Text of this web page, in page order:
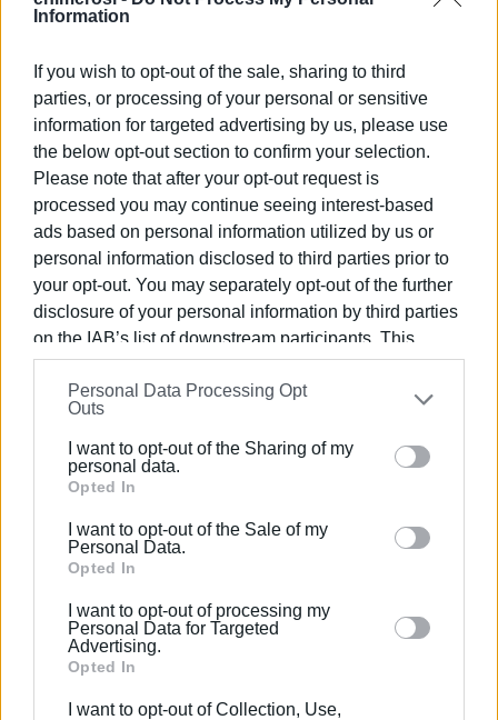
Information
If you wish to opt-out of the sale, sharing to third
parties, or processing of your personal or sensitive
information for targeted advertising by us, please use
the below opt-out section to confirm your selection.
Please note that after your opt-out request is
processed you may continue seeing interest-based
ads based on personal information utilized by us or
personal information disclosed to third parties prior to
your opt-out. You may separately opt-out of the further
disclosure of your personal information by third parties
on the IAB’s list of downstream participants. This
information may also be disclosed by us to third parties
on theIAB’s List of Downstream Participants
that may
further disclose it to other third parties.
Please note that this website/app uses one or more
Google services and may gather and store information
behaviour. You may click to grant or deny consent to
Google and its third-party tags to use your data for
section.
Personal Data Processing Opt
Outs
I want to opt-out of the Sharing of my
personal data.
Opted In
I want to opt-out of the Sale of my
Personal Data.
Opted In
I want to opt-out of processing my
Personal Data for Targeted
Advertising.
Opted In
I want to opt-out of Collection, Use,
αριθμητικά δεδομένα των κρουσμάτων, αλλά είναι
ανάλογα με τα πληθυσμιακά κριτήρια, λαμβάνοντας
υπόψη και τον αριθμό των επισκεπτών, την διακύμανση
των επισκεπτών εξωτερικού κλπ.
Μέλημα όλων είναι να συνεχίσουμε με υπευθυνότητα
και επαγγελματισμό, προκειμένου να ανταποκριθούμε
στις απαιτήσεις, διαφυλάσσοντας παράλληλα την
δημόσια υγεία και την κοινωνική σταθερότητα του
τόπου μας».
Στην σύσκεψη συμμετείχαν οι κ.κ Ρόδη Κράτσα-
Αμαλία – Ελένη Αντριώτη, Αντιπεριφερειάρχης
Κοινωνικής Συνοχής- Δημόσιας Υγείας και
Απασχόλησης, Αλέξανδρος Αλεξάκης,
Ανταγωνιστικότητας, Νικόλαος Μηλιώτης
Αντιπεριφερειάρχης Πολιτικής Προστασίας,
Κεντρικής Κέρκυρας & Διαποντίων Νήσων, Αντρέας
Σκούπουρας, Αντιδήμαρχος Κοινωνικής Πολιτικής
Κεντρικής Κέρκυρας & Διαποντίων Νήσων, Νικόλαος